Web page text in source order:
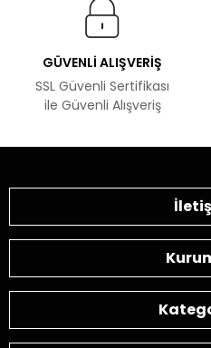
GÜVENLİ ALIŞVERİŞ
SSL Güvenli Sertifikası
ile Güvenli Alışveriş